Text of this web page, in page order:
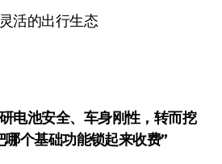
灵活的出行生态
哪个基础功能锁起来收费”